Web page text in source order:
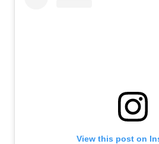
View this post on